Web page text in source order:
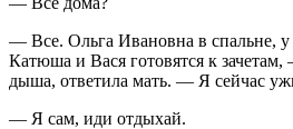
— Все. Ольга Ивановна в спальне, у
Катюша и Вася готовятся к
дыша, ответила мать. — Я сейчас
— Я сам, иди отдыхай.